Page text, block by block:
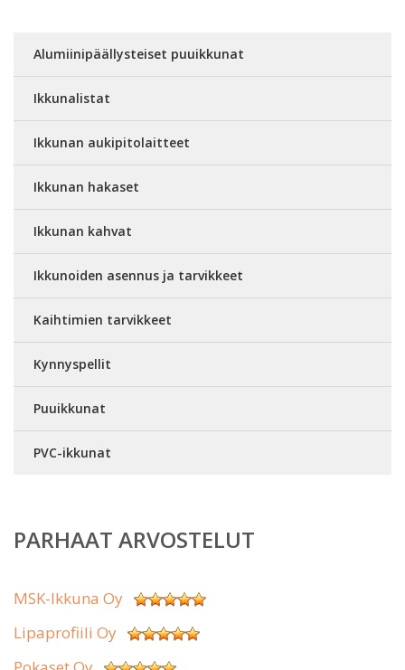
Alumiinipäällysteiset puuikkunat
Ikkunalistat
Ikkunan aukipitolaitteet
Ikkunan hakaset
Ikkunan kahvat
Ikkunoiden asennus ja tarvikkeet
Kaihtimien tarvikkeet
Kynnyspellit
Puuikkunat
PVC-ikkunat
PARHAAT ARVOSTELUT
MSK-Ikkuna Oy
Lipaprofiili Oy